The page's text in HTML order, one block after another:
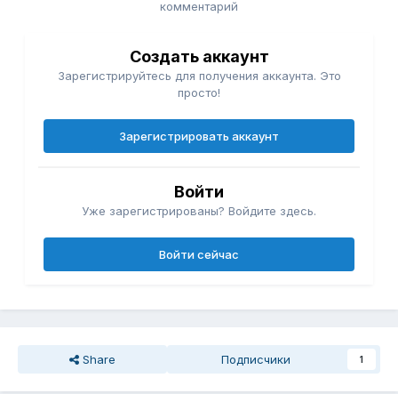
комментарий
Создать аккаунт
Зарегистрируйтесь для получения аккаунта. Это
просто!
Зарегистрировать аккаунт
Войти
Уже зарегистрированы? Войдите здесь.
Войти сейчас
Share Подписчики 1